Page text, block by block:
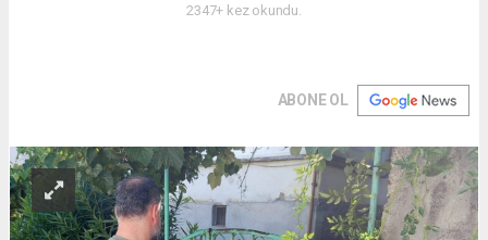
2347+ kez okundu.
ABONE OL